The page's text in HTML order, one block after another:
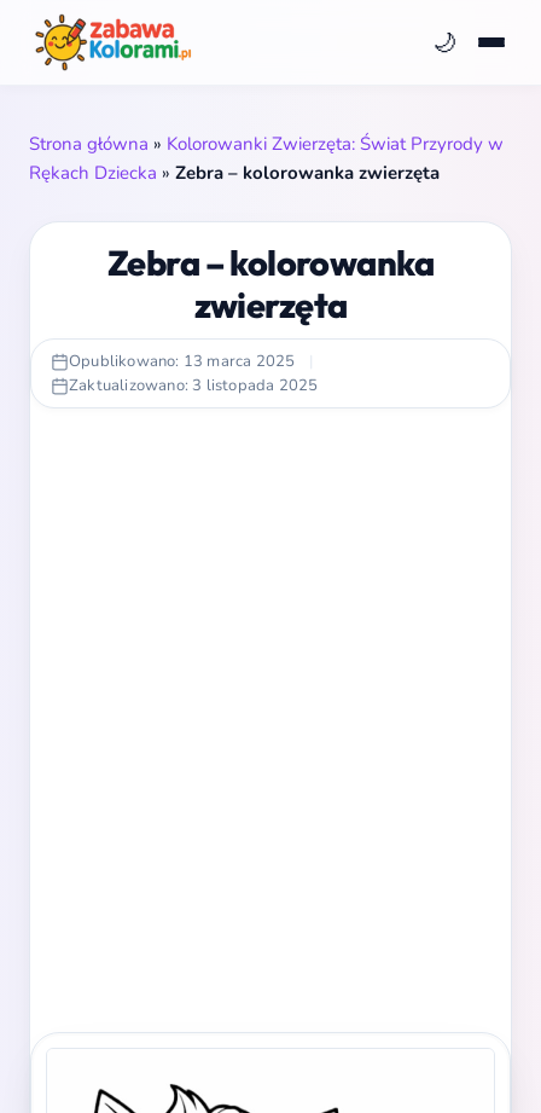
🌙
Strona główna » Kolorowanki Zwierzęta: Świat Przyrody w
Rękach Dziecka » Zebra – kolorowanka zwierzęta
Zebra – kolorowanka
zwierzęta
Opublikowano: 13 marca 2025
|
Zaktualizowano: 3 listopada 2025